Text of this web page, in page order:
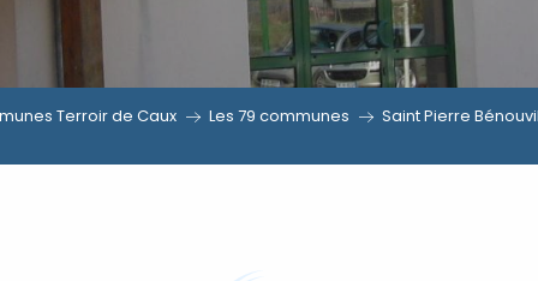
Terroir de Caux Les 79 communes Saint Pierre